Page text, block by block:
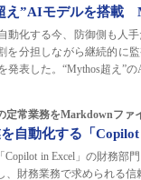
え”AIモデルを搭載
動化する今、防御側も人
を分担しながら継続的に
発表した。“Mythos超え”
定常業務をMarkdownファ
自動化する「
Copilot in Excel」の財務部
、財務業務で求められる信